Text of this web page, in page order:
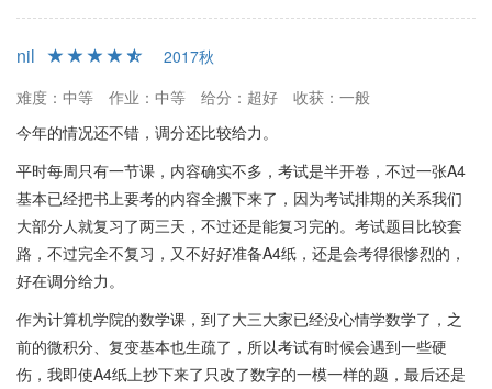
nil
2017秋
难度：中等
作业：中等 给分：超好
收获：一般
今年的情况还不错，调分还比较给力。
平时每周只有一节课，内容确实不多，考试是半开卷，不过一张A4
基本已经把书上要考的内容全搬下来了，因为考试排期的关系我们
大部分人就复习了两三天，不过还是能复习完的。考试题目比较套
路，不过完全不复习，又不好好准备A4纸，还是会考得很惨烈的，
好在调分给力。
作为计算机学院的数学课，到了大三大家已经没心情学数学了，之
前的微积分、复变基本也生疏了，所以考试有时候会遇到一些硬
伤，我即使A4纸上抄下来了只改了数字的一模一样的题，最后还是